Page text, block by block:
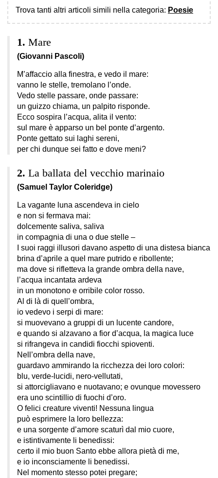
Trova tanti altri articoli simili nella categoria: Poesie
Mare
(Giovanni Pascoli)
M’affaccio alla finestra, e vedo il mare:
vanno le stelle, tremolano l’onde.
Vedo stelle passare, onde passare:
un guizzo chiama, un palpito risponde.
Ecco sospira l’acqua, alita il vento:
sul mare è apparso un bel ponte d’argento.
Ponte gettato sui laghi sereni,
per chi dunque sei fatto e dove meni?
La ballata del vecchio marinaio
(Samuel Taylor Coleridge)
La vagante luna ascendeva in cielo
e non si fermava mai:
dolcemente saliva, saliva
in compagnia di una o due stelle –
I suoi raggi illusori davano aspetto di una distesa bianca
brina d’aprile a quel mare putrido e ribollente;
ma dove si rifletteva la grande ombra della nave,
l’acqua incantata ardeva
in un monotono e orribile color rosso.
Al di là di quell’ombra,
io vedevo i serpi di mare:
si muovevano a gruppi di un lucente candore,
e quando si alzavano a fior d’acqua, la magica luce
si rifrangeva in candidi fiocchi spioventi.
Nell’ombra della nave,
guardavo ammirando la ricchezza dei loro colori:
blu, verde-lucidi, nero-vellutati,
si attorcigliavano e nuotavano; e ovunque movessero
era uno scintillio di fuochi d’oro.
O felici creature viventi! Nessuna lingua
può esprimere la loro bellezza:
e una sorgente d’amore scaturì dal mio cuore,
e istintivamente li benedissi:
certo il mio buon Santo ebbe allora pietà di me,
e io inconsciamente li benedissi.
Nel momento stesso potei pregare;